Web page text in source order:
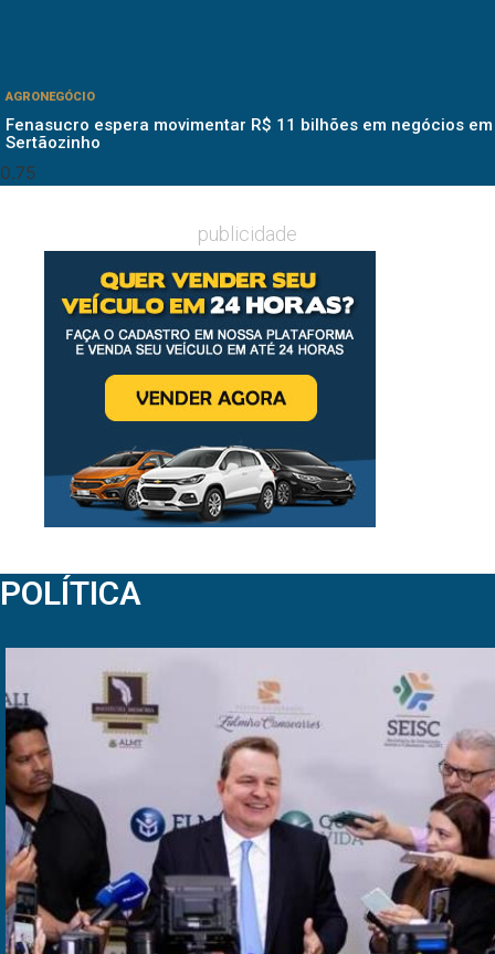
AGRONEGÓCIO
Fenasucro espera movimentar R$ 11 bilhões em negócios em
Sertãozinho
publicidade
POLÍTICA